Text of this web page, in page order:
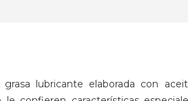
lubricante elaborada con